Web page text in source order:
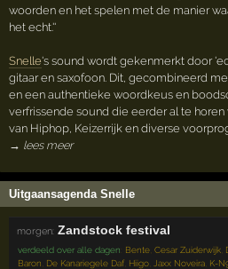
woorden en het spelen met de manier
het echt.''
Snelle's sound wordt gekenmerkt door
gitaar en saxofoon. Dit, gecombineerd
en een authentieke woordkeus en
verfrissende sound die eerder al te horen
van Hiphop, Keizerrijk en diverse
→ lees meer
Uitgaansagenda Snelle
morgen: Zandstock festival
verdeeld over alle dagen Bente ,Cesar Zuiderwijk
Baron De Kanariegele Daf Hiigo Jaxx Noveira K-